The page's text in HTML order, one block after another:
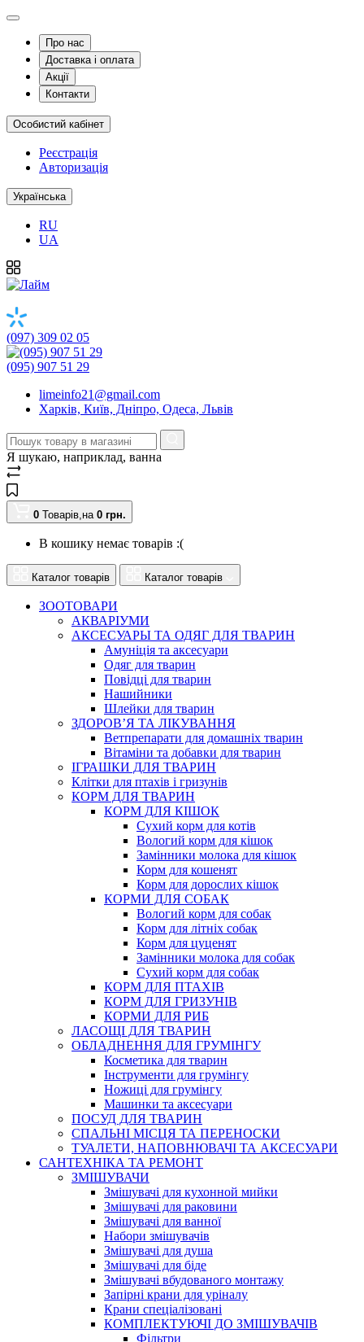
Про нас
Доставка і оплата
Акції
Контакти
Особистий кабінет
Реєстрація
Авторизація
Українська
RU
UA
(097) 309 02 05
(095) 907 51 29
limeinfo21@gmail.com
Харків, Київ, Дніпро, Одеса, Львів
Я шукаю, наприклад, ванна
0 Товарів,на 0 грн.
В кошику немає товарів :(
Каталог товарів Каталог товарів
ЗООТОВАРИ
АКВАРІУМИ
АКСЕСУАРЫ ТА ОДЯГ ДЛЯ ТВАРИН
Амуніція та аксесуари
Одяг для тварин
Повідці для тварин
Нашийники
Шлейки для тварин
ЗДОРОВ’Я ТА ЛІКУВАННЯ
Ветпрепарати для домашніх тварин
Вітаміни та добавки для тварин
ІГРАШКИ ДЛЯ ТВАРИН
Клітки для птахів і гризунів
КОРМ ДЛЯ ТВАРИН
КОРМ ДЛЯ КІШОК
Сухий корм для котів
Вологий корм для кішок
Замінники молока для кішок
Корм для кошенят
Корм для дорослих кішок
КОРМИ ДЛЯ СОБАК
Вологий корм для собак
Корм для літніх собак
Корм для цуценят
Замінники молока для собак
Сухий корм для собак
КОРМ ДЛЯ ПТАХІВ
КОРМ ДЛЯ ГРИЗУНІВ
КОРМИ ДЛЯ РИБ
ЛАСОЩІ ДЛЯ ТВАРИН
ОБЛАДНЕННЯ ДЛЯ ГРУМІНГУ
Косметика для тварин
Інструменти для грумінгу
Ножиці для грумінгу
Машинки та аксесуари
ПОСУД ДЛЯ ТВАРИН
СПАЛЬНІ МІСЦЯ ТА ПЕРЕНОСКИ
ТУАЛЕТИ, НАПОВНЮВАЧІ ТА АКСЕСУАРИ
САНТЕХНІКА ТА РЕМОНТ
ЗМІШУВАЧИ
Змішувачі для кухонной мийки
Змішувачі для раковини
Змішувачі для ванної
Набори змішувачів
Змішувачі для душа
Змішувачі для біде
Змішувачі вбудованого монтажу
Запірні крани для уріналу
Крани спеціалізовані
КОМПЛЕКТУЮЧІ ДО ЗМІШУВАЧІВ
Фільтри